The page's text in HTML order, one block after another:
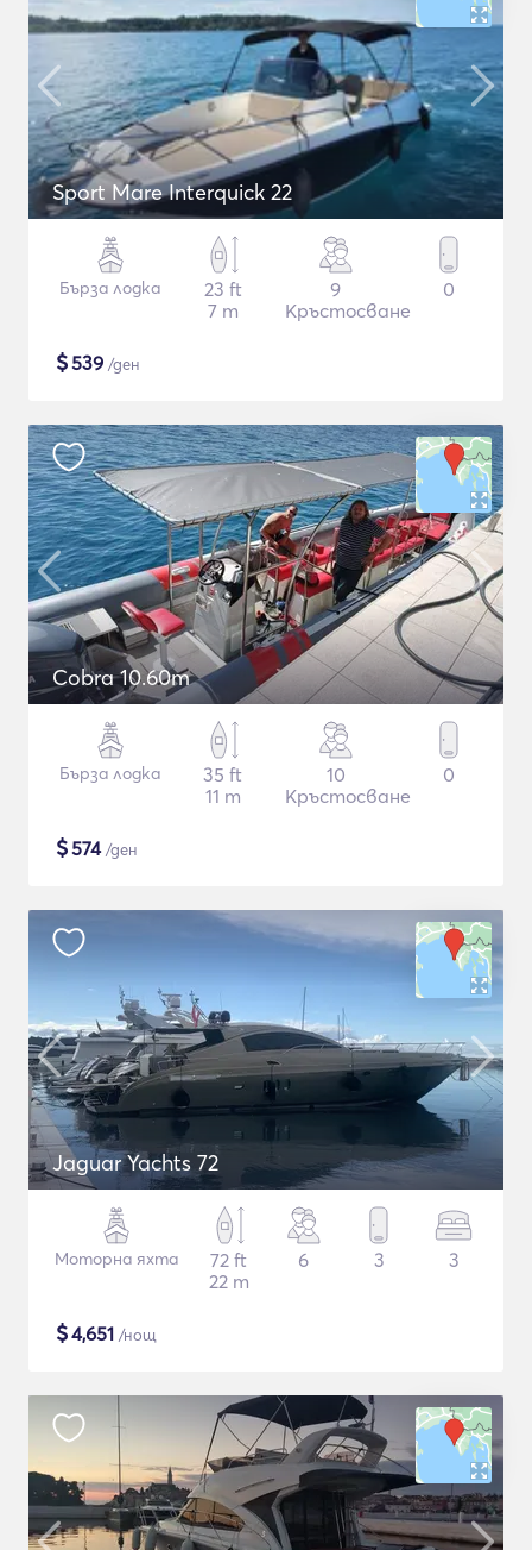
Sport Mare Interquick 22
Бърза лодка
23 ft
7 m
9
Кръстосване
0
$539 /ден
Cobra 10.60m
Бърза лодка
35 ft
11 m
10
Кръстосване
0
$574/ден
Jaguar Yachts 72
Моторна яхта
72 ft
22 m
6 3 3
$4,651 /нощ